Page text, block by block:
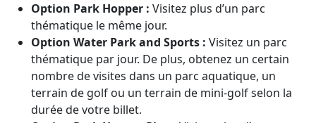
Option Park Hopper : Visitez plus d’un parc
thématique le même jour.
Option Water Park and Sports : Visitez un parc
thématique par jour. De plus, obtenez un certain
nombre de visites dans un parc aquatique, un
terrain de golf ou un terrain de mini-golf selon la
durée de votre billet.